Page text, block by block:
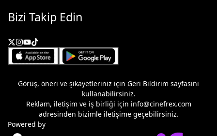
Bizi Takip Edin
Görüş, öneri ve şikayetleriniz için Geri Bildirim sayfasını
kullanabilirsiniz.
Reklam, iletişim ve iş birliği için info@cinefrex.com
adresinden bizimle iletişime geçebilirsiniz.
Powered by